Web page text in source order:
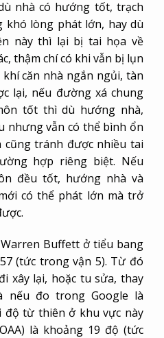
nhà có hướng tốt, trạch
khó lòng phát lớn, hay dù
này thì lại bị tai họa về
thậm chí có khi vẫn bị lụn
căn nhà ngắn ngủi, tàn
lại, nếu đường xá chung
tốt thì dù hướng nhà,
nhưng vẫn có thể bình ổn
cũng tránh được nhiều tai
hợp riêng biệt. Nếu
đều tốt, hướng nhà và
có thể phát lớn mà trở
Buffett ở tiểu bang
(tức trong vận 5). Từ đó
xây lại, hoặc tu sửa, thay
nếu đo trong Google là
độ từ thiên ở khu vực này
là khoảng 19 độ (tức